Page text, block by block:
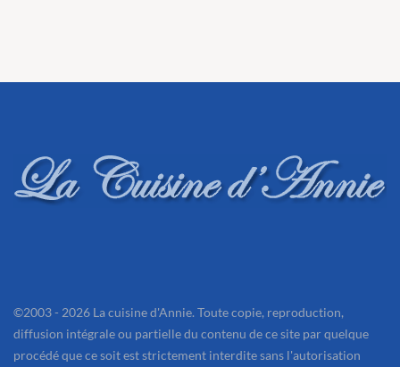
©2003 - 2026 La cuisine d'Annie. Toute copie, reproduction,
diffusion intégrale ou partielle du contenu de ce site par quelque
procédé que ce soit est strictement interdite sans l'autorisation